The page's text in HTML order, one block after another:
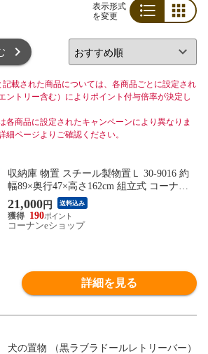
表示形式
を変更
記載された商品については、各商品ごとに設定され
ントリー含む）によりポイント付与倍率が決定し
各商品に設定されたキャンペーンにより異なりま
細ページよりご確認ください。
収納庫 物置 スチール製物置Ｌ 30-9016 約
幅89×奥行47×高さ162cm 組立式 コーナン
オリジナル LIFELEX 【送料込み】スチー
ル製 収納庫 おうちの外壁やお庭に馴染む
カラー 移動棚２枚・カギ付・Ｌ型金具付２
21,000円 送料込み
190
コーナンeショップ
詳細を見る
犬の置物 （黒ラブラドールレトリーバー）